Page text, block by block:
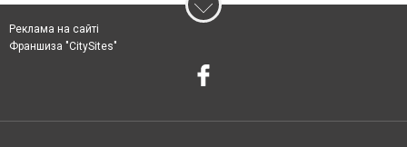
Реклама на сайті
Франшиза "CitySites"